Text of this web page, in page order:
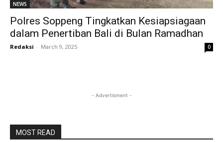
NEWS
Polres Soppeng Tingkatkan Kesiapsiagaan
dalam Penertiban Bali di Bulan Ramadhan
Redaksi - March 9, 2025 0
- Advertisment -
MOST READ